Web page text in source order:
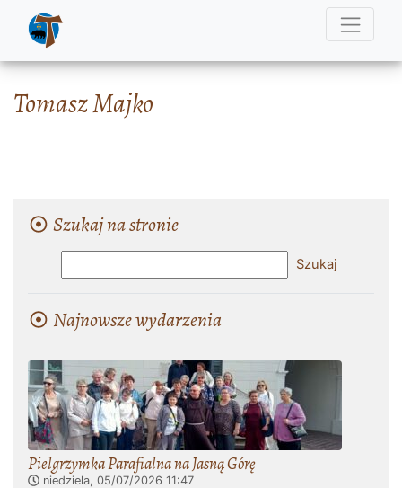
Tomasz Majko
Szukaj na stronie
Najnowsze wydarzenia
Pielgrzymka Parafialna na Jasną Górę
niedziela, 05/07/2026 11:47